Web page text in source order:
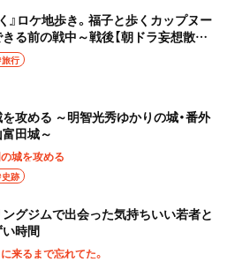
』ロケ地歩き。福子と歩くカップヌー
きる前の戦中～戦後【朝ドラ妄想散
行
攻める ～明智光秀ゆかりの城・番外
田城～
城を攻める
跡
グジムで出会った気持ちいい若者と
時間
来るまで忘れてた。